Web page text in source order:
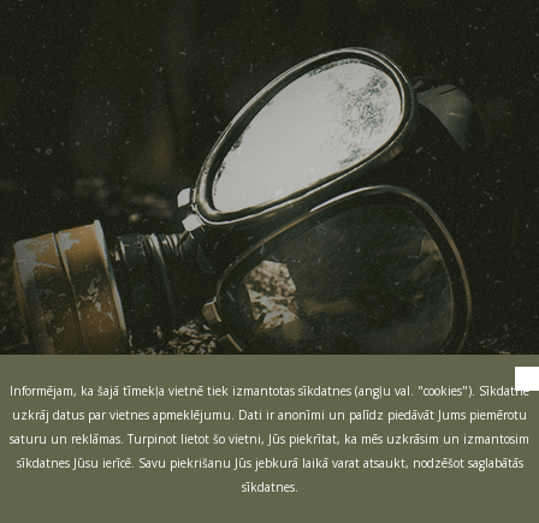
Informējam, ka šajā tīmekļa vietnē tiek izmantotas sīkdatnes (angļu val. "cookies"). Sīkdatne
uzkrāj datus par vietnes apmeklējumu. Dati ir anonīmi un palīdz piedāvāt Jums piemērotu
saturu un reklāmas. Turpinot lietot šo vietni, Jūs piekrītat, ka mēs uzkrāsim un izmantosim
sīkdatnes Jūsu ierīcē. Savu piekrišanu Jūs jebkurā laikā varat atsaukt, nodzēšot saglabātās
sīkdatnes.